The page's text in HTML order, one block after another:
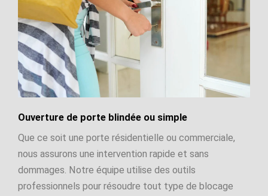
Ouverture de porte blindée ou simple
Que ce soit une porte résidentielle ou commerciale,
nous assurons une intervention rapide et sans
dommages. Notre équipe utilise des outils
professionnels pour résoudre tout type de blocage